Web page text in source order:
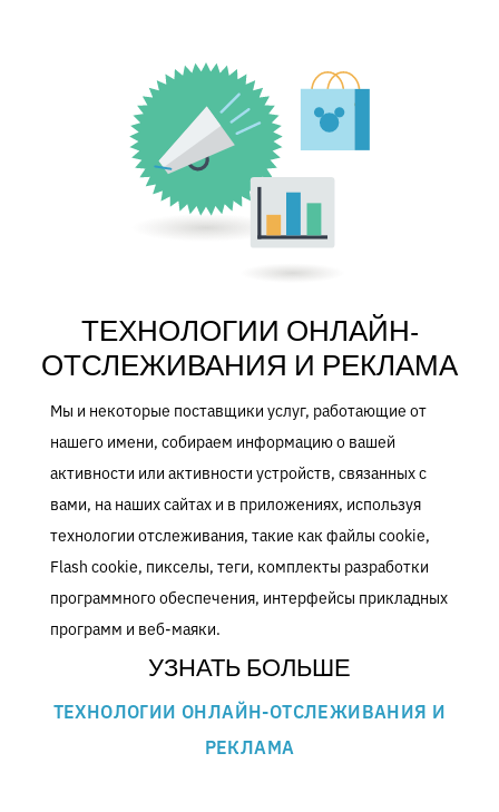
ТЕХНОЛОГИИ ОНЛАЙН-
ОТСЛЕЖИВАНИЯ И РЕКЛАМА
Мы и некоторые поставщики услуг, работающие от
нашего имени, собираем информацию о вашей
активности или активности устройств, связанных с
вами, на наших сайтах и в приложениях, используя
технологии отслеживания, такие как файлы cookie,
Flash cookie, пикселы, теги, комплекты разработки
программного обеспечения, интерфейсы прикладных
программ и веб-маяки.
УЗНАТЬ БОЛЬШЕ
ТЕХНОЛОГИИ ОНЛАЙН-ОТСЛЕЖИВАНИЯ И
РЕКЛАМА